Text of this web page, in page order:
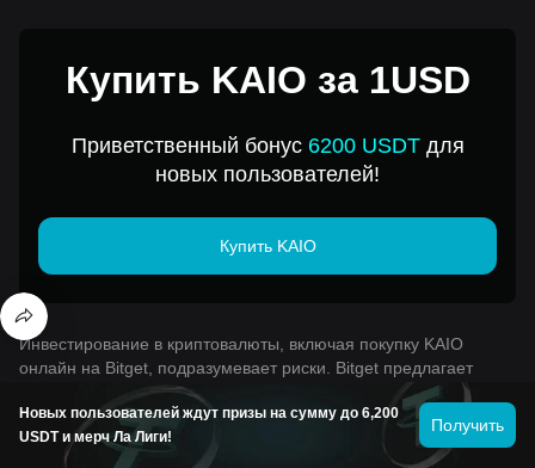
Купить KAIO за 1USD
Приветственный бонус 6200 USDTдля
новых пользователей!
Купить KAIO
Инвестирование в криптовалюты, включая покупку KAIO
онлайн на Bitget, подразумевает риски. Bitget предлагает
легкие и удобные способы покупки KAIO и делает все
возможное, чтобы предоставить полную информацию о
криптовалюте, представленной на бирже. Однако платформа
не несет ответственность за последствия вашей покупки KAIO.
Новых пользователей ждут призы на сумму до 6,200
USDT и мерч Ла Лиги!
Получить